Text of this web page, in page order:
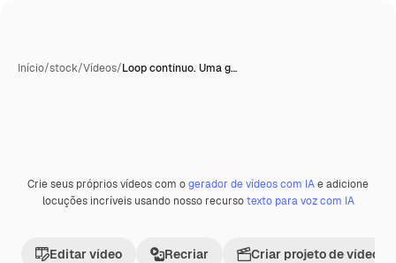
Início/stock/Vídeos/Loop contínuo. Uma g…
Premium
Crie seus próprios vídeos com ogerador de vídeos com IAe adicione
locuções incríveis usando nosso recursotexto para voz com IA
Editar vídeo Recriar Criar projeto de vídeo